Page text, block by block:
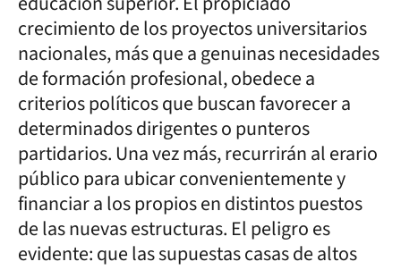
crecimiento de los proyectos universitarios
nacionales, más que a genuinas necesidades
de formación profesional, obedece a
criterios políticos que buscan favorecer a
determinados dirigentes o punteros
partidarios. Una vez más, recurrirán al erario
público para ubicar convenientemente y
financiar a los propios en distintos puestos
de las nuevas estructuras. El peligro es
evidente: que las supuestas casas de altos